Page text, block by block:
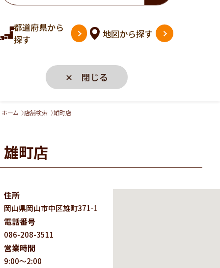
都道府県から
探す
地図から探す
✕ 閉じる
ホーム 店舗検索 雄町店
雄町店
住所
岡山県岡山市中区雄町371-1
電話番号
086-208-3511
営業時間
9:00～2:00